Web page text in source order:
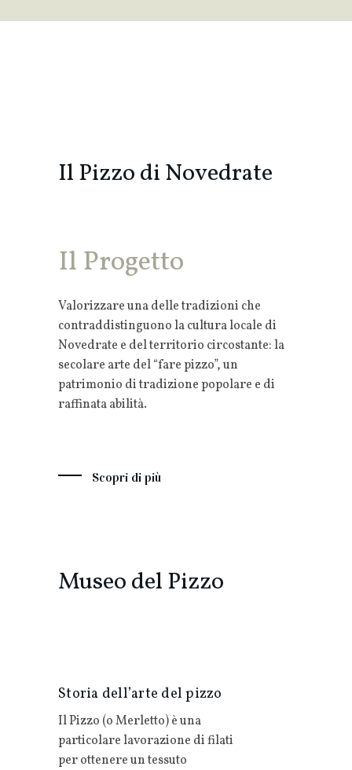
Il Pizzo di Novedrate
Il Progetto
Valorizzare una delle tradizioni che
contraddistinguono la cultura locale di
Novedrate e del territorio circostante: la
secolare arte del “fare pizzo”, un
patrimonio di tradizione popolare e di
raffinata abilità.
Scopri di più
Museo del Pizzo
Storia dell’arte del pizzo
Il Pizzo (o Merletto) è una
particolare lavorazione di filati
per ottenere un tessuto